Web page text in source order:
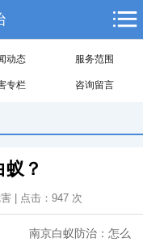
动态 服务范围
专栏 咨询留言
？
| 点击： 947 次
：怎么